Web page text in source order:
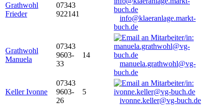
Grathwohl
Frieder
07343
922141
info@klaeranlage.markt-
buch.de
Grathwohl
Manuela
07343
9603-
33
14
manuela.grathwohl@vg-
buch.de
Keller Ivonne
07343
9603-
26
5
ivonne.keller@vg-buch.de